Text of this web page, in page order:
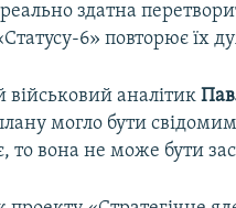
реально здатна
6» повторює їх
військовий аналітик
могло бути
то вона не може бути